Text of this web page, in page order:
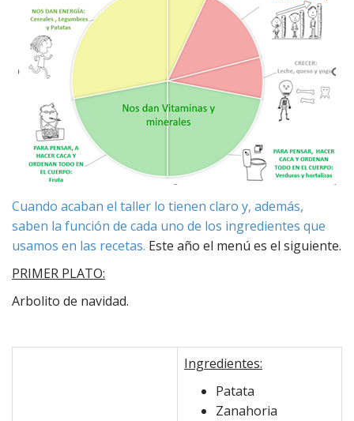
Cuando acaban el taller lo tienen claro y, además,
saben la función de cada uno de los ingredientes que
usamos en las recetas. Este año el menú es el siguiente.
PRIMER PLATO:
Arbolito de navidad.
Ingredientes:
Patata
Zanahoria